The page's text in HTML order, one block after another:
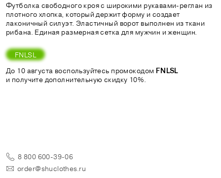
Футболка свободного кроя с широкими рукавами-реглан из
плотного хлопка, который держит форму и создает
лаконичный силуэт. Эластичный ворот выполнен из ткани
рибана. Единая размерная сетка для мужчин и женщин.
FNLSL
До 10 августа воспользуйтесь промокодом FNLSL
и получите дополнительную скидку 10%.
8 800 600-39-06
order@shuclothes.ru